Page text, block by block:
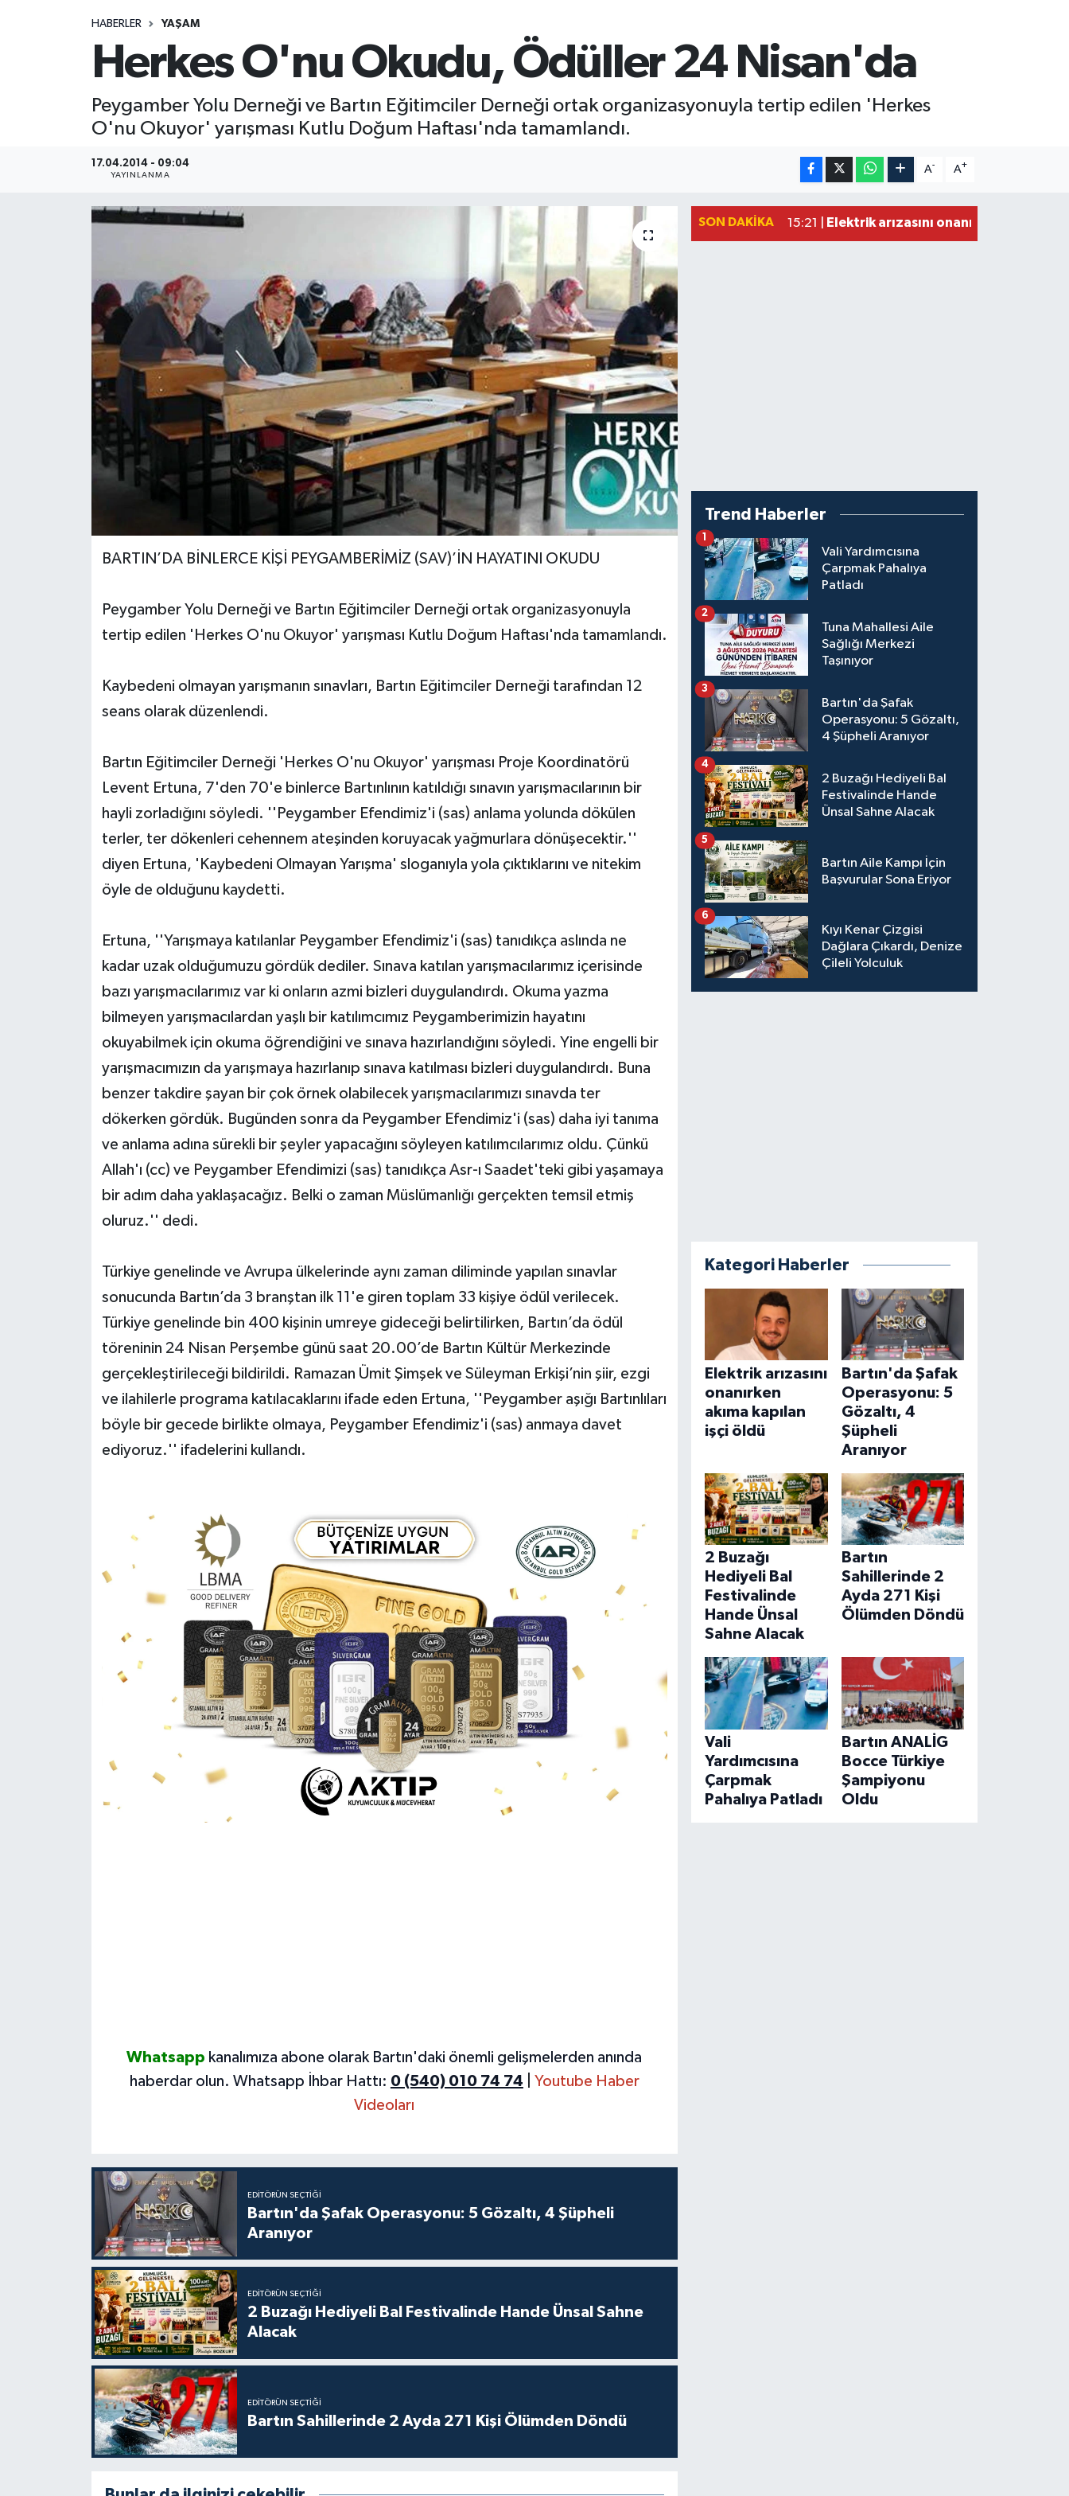
HABERLER YAŞAM
Herkes O'nu Okudu, Ödüller 24 Nisan'da
Peygamber Yolu Derneği ve Bartın Eğitimciler Derneği ortak organizasyonuyla tertip edilen 'Herkes
O'nu Okuyor' yarışması Kutlu Doğum Haftası'nda tamamlandı.
17.04.2014 - 09:04
YAYINLANMA
A- A+
BARTIN’DA BİNLERCE KİŞİ PEYGAMBERİMİZ (SAV)’İN HAYATINI OKUDU
Peygamber Yolu Derneği ve Bartın Eğitimciler Derneği ortak organizasyonuyla
tertip edilen 'Herkes O'nu Okuyor' yarışması Kutlu Doğum Haftası'nda tamamlandı.
Kaybedeni olmayan yarışmanın sınavları, Bartın Eğitimciler Derneği tarafından 12
seans olarak düzenlendi.
Bartın Eğitimciler Derneği 'Herkes O'nu Okuyor' yarışması Proje Koordinatörü
Levent Ertuna, 7'den 70'e binlerce Bartınlının katıldığı sınavın yarışmacılarının bir
hayli zorladığını söyledi. ''Peygamber Efendimiz'i (sas) anlama yolunda dökülen
terler, ter dökenleri cehennem ateşinden koruyacak yağmurlara dönüşecektir.''
diyen Ertuna, 'Kaybedeni Olmayan Yarışma' sloganıyla yola çıktıklarını ve nitekim
öyle de olduğunu kaydetti.
Ertuna, ''Yarışmaya katılanlar Peygamber Efendimiz'i (sas) tanıdıkça aslında ne
kadar uzak olduğumuzu gördük dediler. Sınava katılan yarışmacılarımız içerisinde
bazı yarışmacılarımız var ki onların azmi bizleri duygulandırdı. Okuma yazma
bilmeyen yarışmacılardan yaşlı bir katılımcımız Peygamberimizin hayatını
okuyabilmek için okuma öğrendiğini ve sınava hazırlandığını söyledi. Yine engelli bir
yarışmacımızın da yarışmaya hazırlanıp sınava katılması bizleri duygulandırdı. Buna
benzer takdire şayan bir çok örnek olabilecek yarışmacılarımızı sınavda ter
dökerken gördük. Bugünden sonra da Peygamber Efendimiz'i (sas) daha iyi tanıma
ve anlama adına sürekli bir şeyler yapacağını söyleyen katılımcılarımız oldu. Çünkü
Allah'ı (cc) ve Peygamber Efendimizi (sas) tanıdıkça Asr-ı Saadet'teki gibi yaşamaya
bir adım daha yaklaşacağız. Belki o zaman Müslümanlığı gerçekten temsil etmiş
oluruz.'' dedi.
Türkiye genelinde ve Avrupa ülkelerinde aynı zaman diliminde yapılan sınavlar
sonucunda Bartın’da 3 branştan ilk 11'e giren toplam 33 kişiye ödül verilecek.
Türkiye genelinde bin 400 kişinin umreye gideceği belirtilirken, Bartın’da ödül
töreninin 24 Nisan Perşembe günü saat 20.00’de Bartın Kültür Merkezinde
gerçekleştirileceği bildirildi. Ramazan Ümit Şimşek ve Süleyman Erkişi’nin şiir, ezgi
ve ilahilerle programa katılacaklarını ifade eden Ertuna, ''Peygamber aşığı Bartınlıları
böyle bir gecede birlikte olmaya, Peygamber Efendimiz'i (sas) anmaya davet
ediyoruz.'' ifadelerini kullandı.
Whatsapp kanalımıza abone olarak Bartın'daki önemli gelişmelerden anında
haberdar olun. Whatsapp İhbar Hattı: 0 (540) 010 74 74
Youtube Haber
Videoları
EDITÖRÜN SEÇTIĞI
Bartın'da Şafak Operasyonu: 5 Gözaltı, 4 Şüpheli
Aranıyor
EDITÖRÜN SEÇTIĞI
2 Buzağı Hediyeli Bal Festivalinde Hande Ünsal Sahne
Alacak
EDITÖRÜN SEÇTIĞI
Bartın Sahillerinde 2 Ayda 271 Kişi Ölümden Döndü
SON DAKIKA 15:21 | Elektrik arızasını onanırken akıma
Trend Haberler
Vali Yardımcısına
Çarpmak Pahalıya
Patladı
1
Tuna Mahallesi Aile
Sağlığı Merkezi
Taşınıyor
2
Bartın'da Şafak
Operasyonu: 5 Gözaltı,
4 Şüpheli Aranıyor
3
2 Buzağı Hediyeli Bal
Festivalinde Hande
Ünsal Sahne Alacak
4
Bartın Aile Kampı İçin
Başvurular Sona Eriyor
5
Kıyı Kenar Çizgisi
Dağlara Çıkardı, Denize
Çileli Yolculuk
6
Kategori Haberler
Elektrik arızasını
onanırken
akıma kapılan
işçi öldü
Bartın'da Şafak
Operasyonu: 5
Gözaltı, 4
Şüpheli
Aranıyor
2 Buzağı
Hediyeli Bal
Festivalinde
Hande Ünsal
Sahne Alacak
Bartın
Sahillerinde 2
Ayda 271 Kişi
Ölümden Döndü
Vali
Yardımcısına
Çarpmak
Pahalıya Patladı
Bartın ANALİG
Bocce Türkiye
Şampiyonu
Oldu
Yerel Yönetimler